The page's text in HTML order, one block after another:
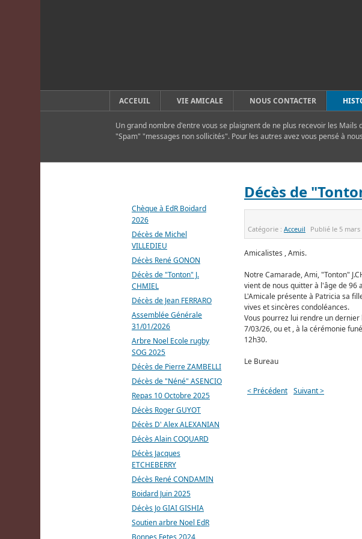
ACCEUIL VIE AMICALE NOUS CONTACTER
Un grand nombre d'entre vous se plaignent de ne plus recevoir les
"Spam" "messages non sollicités". Pour les autres avez vous pensé à
Décès de
Catégorie :Acceuil Publié le 5 mars
Amicalistes , Amis.
Notre Camarade, Ami, "Tonton"
vient de nous quitter à l'âge de 96
L'Amicale présente à Patricia sa
vives et sincères condoléances.
Vous pourrez lui rendre un
7/03/26, ou et , à la cérémonie
12h30.
Le Bureau
< Précédent Suivant >
Chèque à EdR Boidard
2026
Décès de Michel
VILLEDIEU
Décès René GONON
Décès de "Tonton" J.
CHMIEL
Décès de Jean FERRARO
Assemblée Générale
31/01/2026
Arbre Noel Ecole rugby
SOG 2025
Décès de Pierre ZAMBELLI
Décès de "Néné" ASENCIO
Repas 10 Octobre 2025
Décès Roger GUYOT
Décès D' Alex ALEXANIAN
Décès Alain COQUARD
Décès Jacques
ETCHEBERRY
Décès René CONDAMIN
Boidard Juin 2025
Décès Jo GIAI GISHIA
Soutien arbre Noel EdR
Bonnes Fetes 2024